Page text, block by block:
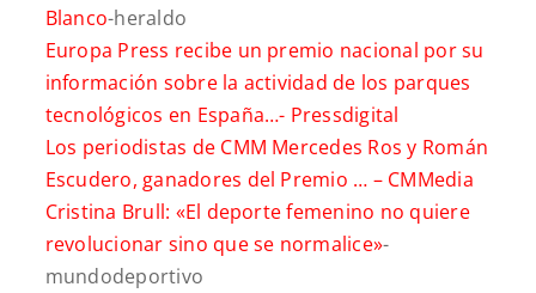
Blanco-heraldo
Europa Press recibe un premio nacional por su
información sobre la actividad de los parques
tecnológicos en España…- Pressdigital
Los periodistas de CMM Mercedes Ros y Román
Escudero, ganadores del Premio … – CMMedia
Cristina Brull: «El deporte femenino no quiere
revolucionar sino que se normalice»-
mundodeportivo